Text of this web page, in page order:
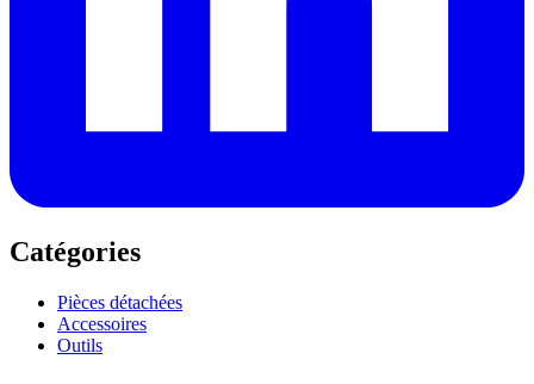
Catégories
Pièces détachées
Accessoires
Outils